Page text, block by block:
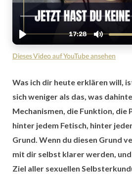
Dieses Video auf YouTube ansehen
Was ich dir heute erklären will,
sich weniger als das, was
Mechanismen, die Funktion, die
hinter jedem Fetisch, hinter
Grund. Wenn du diesen Grund
mit dir selbst klarer werden,
Ziel aller sexuellen